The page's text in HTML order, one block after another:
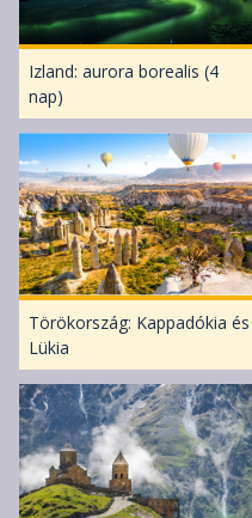
Izland: aurora borealis (4
nap)
Törökország: Kappadókia és
Lükia